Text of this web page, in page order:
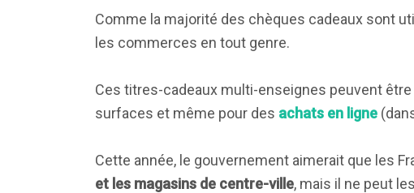
Comme la majorité des chèques cadeaux sont
les commerces en tout genre.
Ces titres-cadeaux multi-enseignes peuvent
surfaces et même pour des achats en ligne
Cette année, le gouvernement aimerait que les
et les magasins de centre-ville, mais il ne peut